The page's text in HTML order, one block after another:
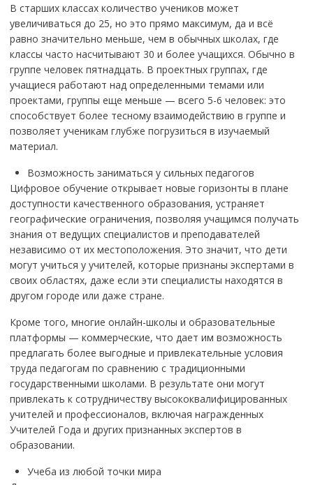
В старших классах количество учеников может
увеличиваться до 25, но это прямо максимум, да и всё
равно значительно меньше, чем в обычных школах, где
классы часто насчитывают 30 и более учащихся. Обычно в
группе человек пятнадцать. В проектных группах, где
учащиеся работают над определенными темами или
проектами, группы еще меньше — всего 5-6 человек: это
способствует более тесному взаимодействию в группе и
позволяет ученикам глубже погрузиться в изучаемый
материал.
Возможность заниматься у сильных педагогов
Цифровое обучение открывает новые горизонты в плане
доступности качественного образования, устраняет
географические ограничения, позволяя учащимся получать
знания от ведущих специалистов и преподавателей
независимо от их местоположения. Это значит, что дети
могут учиться у учителей, которые признаны экспертами в
своих областях, даже если эти специалисты находятся в
другом городе или даже стране.
Кроме того, многие онлайн-школы и образовательные
платформы — коммерческие, что дает им возможность
предлагать более выгодные и привлекательные условия
труда педагогам по сравнению с традиционными
государственными школами. В результате они могут
привлекать к сотрудничеству высококвалифицированных
учителей и профессионалов, включая награжденных
Учителей Года и других признанных экспертов в
образовании.
Учеба из любой точки мира